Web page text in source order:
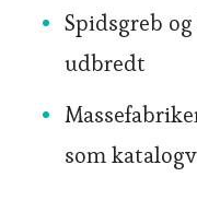
Spidsgreb
udbredt
som